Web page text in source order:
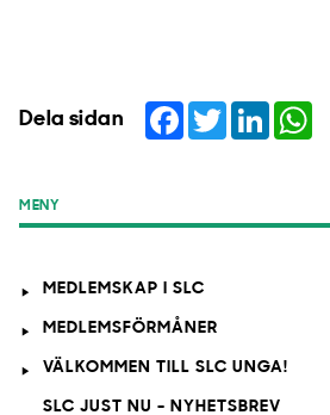
Dela sidan Facebook
TwitterLinkedIn
MENY
MEDLEMSKAP I SLC
MEDLEMSFÖRMÅNER
VÄLKOMMEN TILL SLC UNGA!
SLC JUST NU - NYHETSBREV